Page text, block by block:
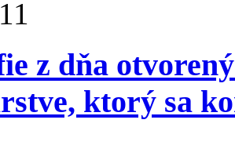
z dňa
ktorý sa